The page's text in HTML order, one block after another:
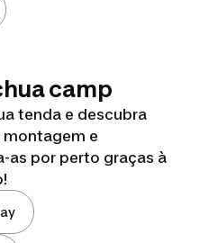
camp
tenda e descubra
montagem e
as por perto graças à